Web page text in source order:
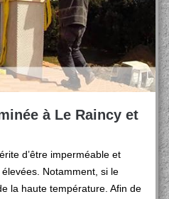
à Le Raincy et
d’être imperméable et
Notamment, si le
la haute température. Afin de